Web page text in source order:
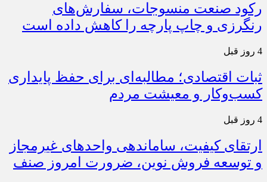
رکود صنعت منسوجات، سفارش‌های
رنگرزی و چاپ پارچه را کاهش داده است
4 روز قبل
ثبات اقتصادی؛ مطالبه‌ای برای حفظ پایداری
کسب‌وکار و معیشت مردم
4 روز قبل
ارتقای کیفیت، ساماندهی واحدهای غیرمجاز
و توسعه فروش نوین، ضرورت امروز صنف